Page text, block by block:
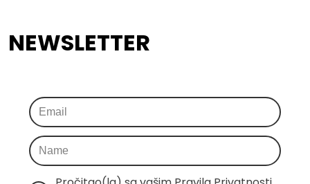
NEWSLETTER